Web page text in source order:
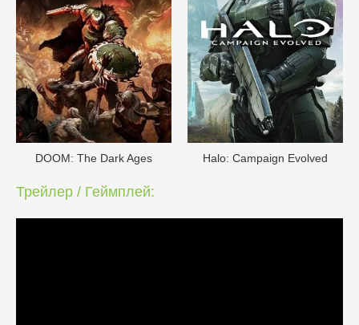
DOОM: The Dark Ages Halo: Campaign Evolved
Трейлер / Геймплей: